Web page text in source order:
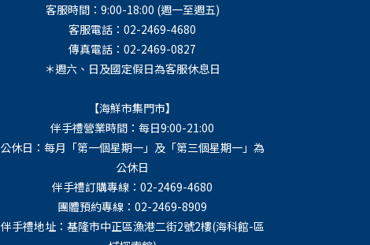
客服時間：9:00-18:00 (週一至週五)
客服電話：02-2469-4680
傳真電話：02-2469-0827
＊週六、日及國定假日為客服休息日
【海鮮市集門市】
伴手禮營業時間：每日9:00-21:00
公休日：每月「第一個星期一」及「第三個星期一」為
公休日
伴手禮訂購專線：02-2469-4680
團體預約專線：02-2469-8909
伴手禮地址：基隆市中正區漁港二街2號2樓(海科館-區